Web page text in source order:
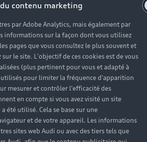
contenu marketing
par Adobe Analytics, mais également par
informations sur la façon dont vous utilisez
pages que vous consultez le plus souvent et
le site. L'objectif de ces cookies est de vous
(plus pertinent pour vous et adapté à
pour limiter la fréquence d'apparition
mesurer et contrôler l'efficacité des
en compte si vous avez visité un site
été utilisé. Cela se base sur une
et de votre appareil. Les informations
sites web Audi ou avec des tiers tels que